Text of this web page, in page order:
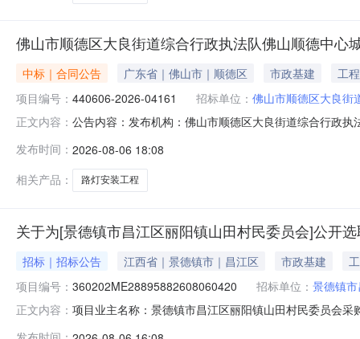
佛山市顺德区大良街道综合行政执法队佛山顺德中
中标｜合同公告 广东省｜佛山市｜顺德区 市政基建
工程
项目编号： 440606-2026-04161 招标单位： 佛山市顺德区大良街
正文内容： 公告内容：发布机构：佛山市顺德区大良街道综合行政
（二期）五、合同主体采购人(甲方)：佛山市顺德区大
发布时间： 2026-08-06 18:08
相关产品：
路灯安装工程
关于为[景德镇市昌江区丽阳镇山田村民委员会]公开
招标｜招标公告 江西省｜景德镇市｜昌江区 市政基建
项目编号： 360202ME28895882608060420 招标单位： 景德镇
正文内容： 项目业主名称：景德镇市昌江区丽阳镇山田村民委员会